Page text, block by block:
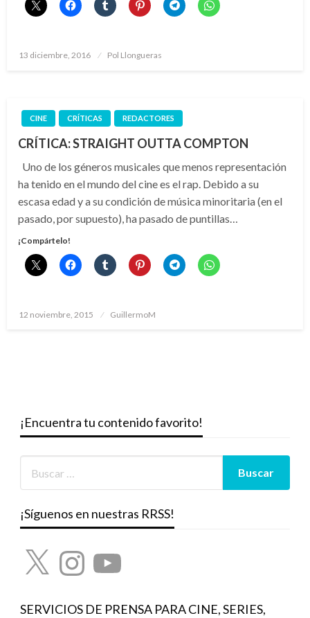
Publicado
13 diciembre, 2016 Pol Llongueras
CINE CRÍTICAS REDACTORES
CRÍTICA: STRAIGHT OUTTA COMPTON
Uno de los géneros musicales que menos representación
ha tenido en el mundo del cine es el rap. Debido a su
escasa edad y a su condición de música minoritaria (en el
pasado, por supuesto), ha pasado de puntillas…
¡Compártelo!
Publicado
12 noviembre, 2015 GuillermoM
¡Encuentra tu contenido favorito!
¡Síguenos en nuestras RRSS!
X InstagramYouTube
SERVICIOS DE PRENSA PARA CINE, SERIES,